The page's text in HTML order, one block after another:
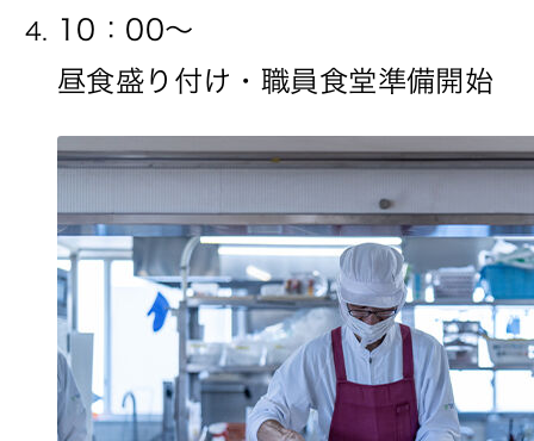
10：00〜
昼食盛り付け・職員食堂準備開始